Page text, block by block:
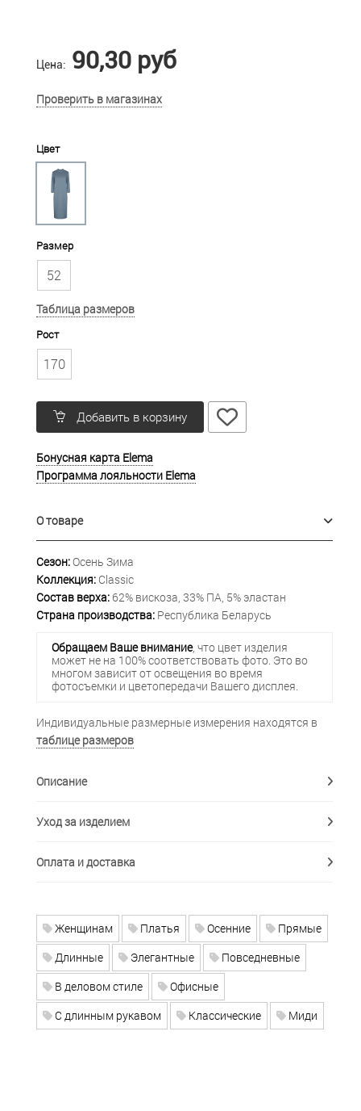
Цена: 90,30 руб
Проверить в магазинах
Цвет
Размер
52
Таблица размеров
Рост
170
Добавить в корзину
Бонусная карта Elema
Программа лояльности Elema
О товаре
Сезон:Осень Зима
Коллекция: Classic
Состав верха: 62% вискоза, 33% ПА, 5% эластан
Страна производства: Республика Беларусь
Обращаем Ваше внимание, что цвет изделия
может не на 100% соответствовать фото. Это во
многом зависит от освещения во время
фотосъемки и цветопередачи Вашего дисплея.
Индивидуальные размерные измерения находятся в
таблице размеров
Описание
Уход за изделием
Оплата и доставка
Женщинам Платья Осенние
Прямые
Длинные
Элегантные
Повседневные
В деловом стиле
Офисные
С длинным рукавом
Классические Миди